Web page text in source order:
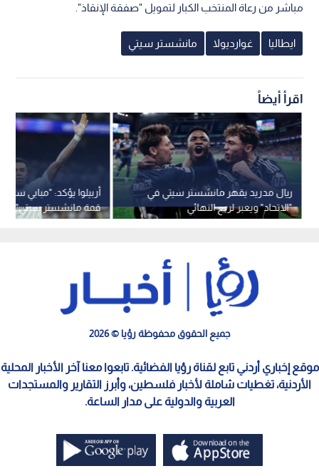
مباشر من رعاة المنتخب الكبار لتمويل "صفقة الإنقاذ".
ايطاليا غوارديولا مانشستر سيتي
اقرأ أيضاً
أربيلوا يؤكد: "مبابي
قمة مانشستر سيتي"
ريال مدريد يقهر مانشستر سيتي في
"الاتحاد" ويعبر لربع النهائي
جميع الحقوق محفوظة رؤيا © 2026
موقع إخباري أردني تابع لقناة رؤيا الفضائية. تابعوا معنا آخر الأخبار المحلية
الأردنية، تغطيات شاملة لأخبار فلسطين، وأبرز التقارير والمستجدات
العربية والدولية على مدار الساعة.